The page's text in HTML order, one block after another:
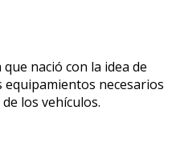
nació con la idea de
necesarios
los vehículos.